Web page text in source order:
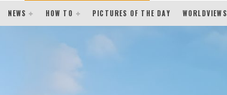
NEWS HOW TO PICTURES OF THE DAY WORLDVIEWS